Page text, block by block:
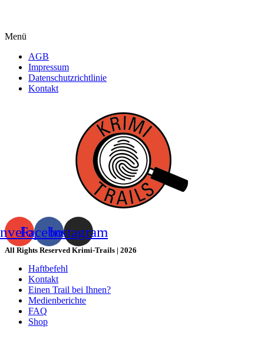
Menü
AGB
Impressum
Datenschutzrichtlinie
Kontakt
FacebookInstagram
All Rights Reserved Krimi-Trails | 2026
Haftbefehl
Kontakt
Einen Trail bei Ihnen?
Medienberichte
FAQ
Shop